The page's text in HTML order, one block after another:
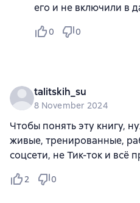
его и не включили в
0 0
talitskih_su
8 November 2024
Чтобы понять эту книгу,
живые, тренированные,
соцсети, не Тик-ток и всё
2 0